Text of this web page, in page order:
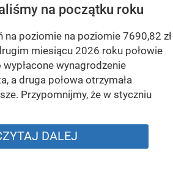
na początku roku
na poziomie na poziomie 7690,82 zł
miesiącu 2026 roku połowie
wynagrodzenie
a druga połowa otrzymała
Przypomnijmy, że w styczniu
DALEJ